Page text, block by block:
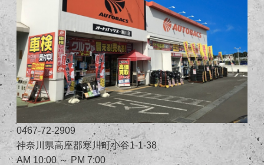
0467-72-2909
神奈川県高座郡寒川町小谷1-1-38
AM 10:00 ～ PM 7:00